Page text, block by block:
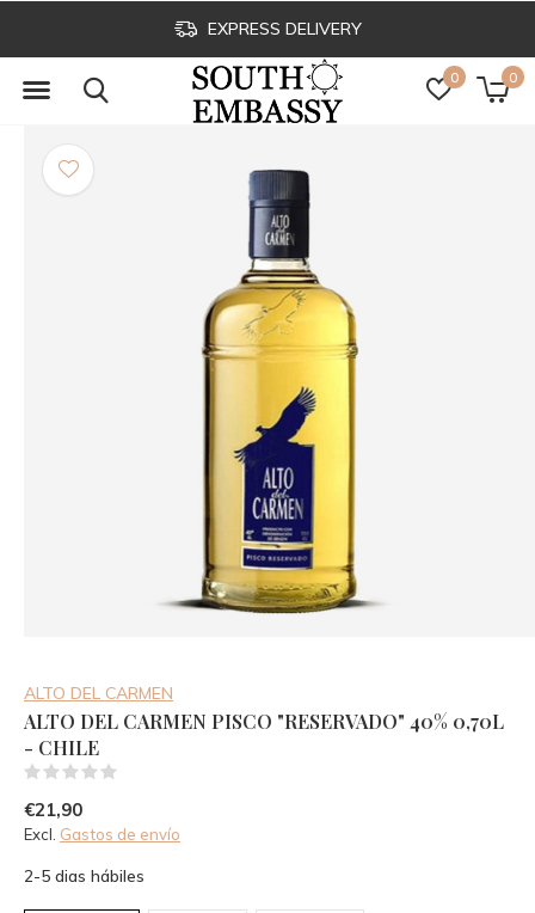
0 0
EXPRESS DELIVERY
ALTO DEL CARMEN
ALTO DEL CARMEN PISCO "RESERVADO" 40% 0,70L
- CHILE
€21,90
Excl. Gastos de envío
2-5 dias hábiles